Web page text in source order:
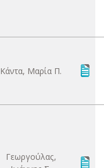
Κάντα, Μαρία Π.
Γεωργούλας,